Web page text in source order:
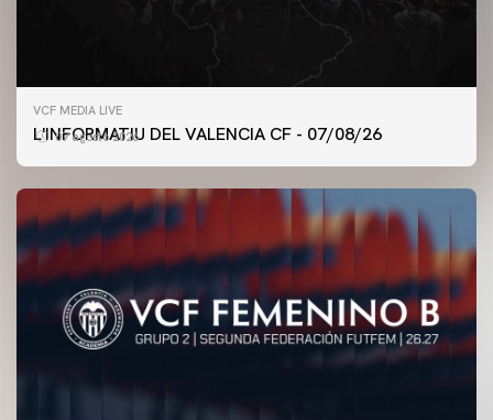
VCF MEDIA LIVE
L'INFORMATIU DEL VALENCIA CF - 07/08/26
07 agosto 2026